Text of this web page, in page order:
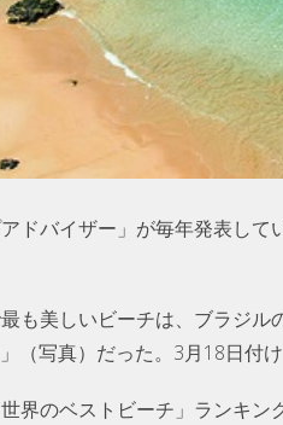
ドバイザー」が毎年発表し
も美しいビーチは、ブラジ
（写真）だった。3月18日付
界のベストビーチ」ランキン